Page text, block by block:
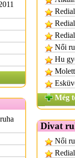
Női
Hu
Még
Divat
Női